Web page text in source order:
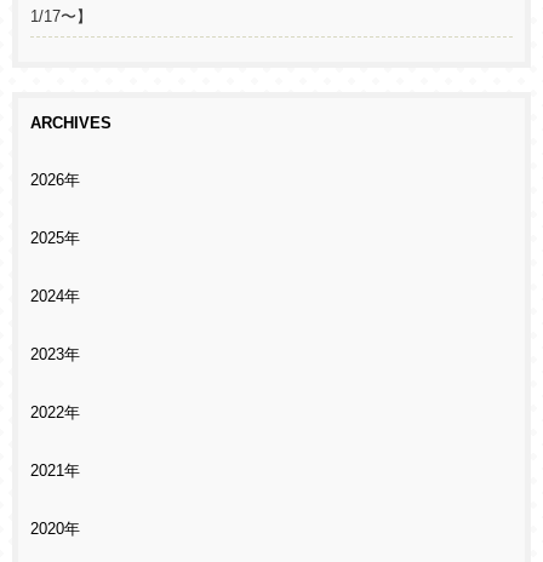
1/17〜】
ARCHIVES
2026年
2025年
2024年
2023年
2022年
2021年
2020年